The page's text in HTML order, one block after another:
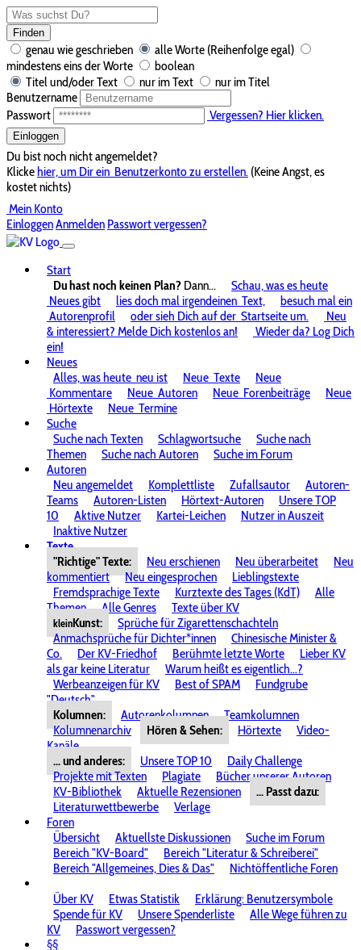
Finden
genau wie geschrieben
alle Worte (Reihenfolge egal)
mindestens eins der Worte
boolean
Titel und/oder Text
nur im Text
nur im Titel
Benutzername
Passwort
Vergessen? Hier klicken.
Einloggen
Du bist noch nicht angemeldet?
Klickehier, um Dir ein Benutzerkonto zu erstellen. (Keine Angst, es
kostet nichts)
Mein Konto
EinloggenAnmelden Passwort vergessen?
Start
Du hast noch keinen Plan? Dann...
Schau, was es heute
Neues gibt
lies doch mal irgendeinen Text,
besuch mal ein
Autorenprofil
oder sieh Dich auf der Startseite um.
Neu
& interessiert? Melde Dich kostenlos an!
Wieder da? Log Dich
ein!
Neues
Alles, was heute neu ist Neue Texte
Neue
Kommentare
Neue Autoren Neue Forenbeiträge
Neue
Hörtexte
Neue Termine
Suche
Suche nach Texten
Schlagwortsuche
Suche nach
Themen
Suche nach Autoren
Suche im Forum
Autoren
Neu angemeldet
Komplettliste Zufallsautor
Autoren-
Teams
Autoren-Listen Hörtext-Autoren
Unsere TOP
10
Aktive Nutzer Kartei-Leichen
Nutzer in Auszeit
Inaktive Nutzer
Texte
"Richtige" Texte:
Neu erschienen Neu überarbeitet
Neu
kommentiert
Neu eingesprochen
Lieblingstexte
Fremdsprachige Texte
Kurztexte des Tages (KdT)
Alle
Themen
Alle Genres Texte über KV
kleinKunst:
Sprüche für Zigarettenschachteln
Anmachsprüche für Dichter*innen
Chinesische Minister &
Co.
Der KV-Friedhof Berühmte letzte Worte
Lieber KV
als gar keine Literatur
Warum heißt es eigentlich...?
Werbeanzeigen für KV
Best of SPAM
Fundgrube
"Deutsch"
Kolumnen:
Autorenkolumnen
Teamkolumnen
Kolumnenarchiv
Hören & Sehen: Hörtexte
Video-
Kanäle
... und anderes:
Unsere TOP 10
Daily Challenge
Projekte mit Texten
Plagiate
Bücher unserer Autoren
KV-Bibliothek
Aktuelle Rezensionen
... Passt dazu:
Literaturwettbewerbe
Verlage
Foren
Übersicht
Aktuellste Diskussionen
Suche im Forum
Bereich "KV-Board"
Bereich "Literatur & Schreiberei"
Bereich "Allgemeines, Dies & Das"
Nichtöffentliche Foren
Über KV
Etwas Statistik
Erklärung: Benutzersymbole
Spende für KV
Unsere Spenderliste
Alle Wege führen zu
KV
Passwort vergessen?
§§